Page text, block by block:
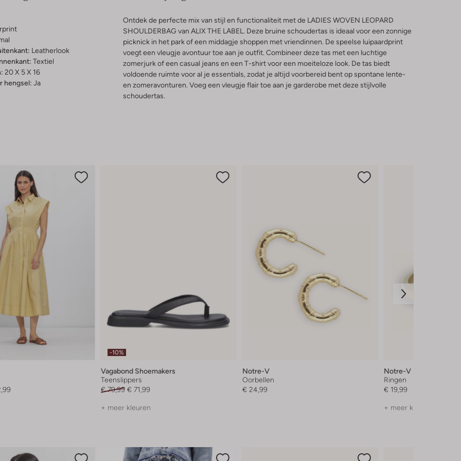
Leatherlook
Textiel
20 X 5 X 16
hengsel: Ja
Ontdek de perfecte mix van stijl en functionaliteit met de LADIES WOVEN LEOPARD
SHOULDERBAG van ALIX THE LABEL. Deze bruine schoudertas is ideaal voor een zonnige
picknick in het park of een middagje shoppen met vriendinnen. De speelse luipaardprint
voegt een vleugje avontuur toe aan je outfit. Combineer deze tas met een luchtige
zomerjurk of een casual jeans en een T-shirt voor een moeiteloze look. De tas biedt
voldoende ruimte voor al je essentials, zodat je altijd voorbereid bent op spontane lente-
en zomeravonturen. Voeg een vleugje flair toe aan je garderobe met deze stijlvolle
schoudertas.
-10%
Vagabond Shoemakers
Teenslippers
€ 79,99 € 71,99
+ meer kleuren
Notre-V
Oorbellen
€ 24,99
Notre-V
Ringen
€ 19,99
+ meer kleuren